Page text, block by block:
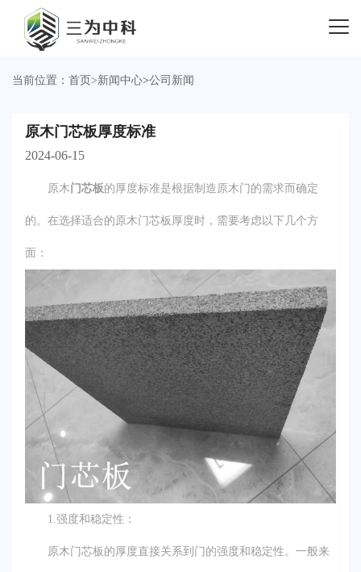
当前位置： 首页 >新闻中心>公司新闻
原木门芯板厚度标准
2024-06-15
原木门芯板的厚度标准是根据制造原木门的需求而确定
的。在选择适合的原木门芯板厚度时，需要考虑以下几个方
面：
1.强度和稳定性：
原木门芯板的厚度直接关系到门的强度和稳定性。一般来